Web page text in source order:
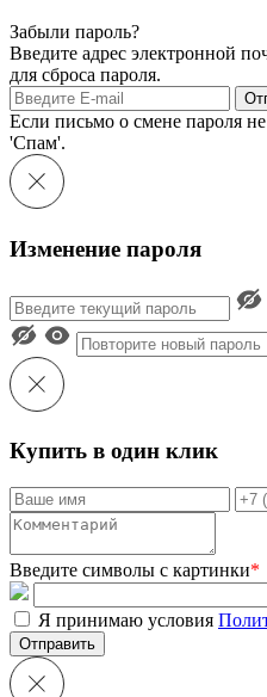
Забыли пароль?
Введите адрес электронной
для сброса пароля.
Если письмо о смене пароля
'Спам'.
Изменение пароля
Купить в один клик
Введите символы с картинки*
Я принимаю условия
Отправить